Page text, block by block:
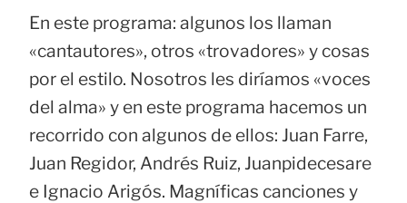
En este programa: algunos los llaman
«cantautores», otros «trovadores» y cosas
por el estilo. Nosotros les diríamos «voces
del alma» y en este programa hacemos un
recorrido con algunos de ellos: Juan Farre,
Juan Regidor, Andrés Ruiz, Juanpidecesare
e Ignacio Arigós. Magníficas canciones y